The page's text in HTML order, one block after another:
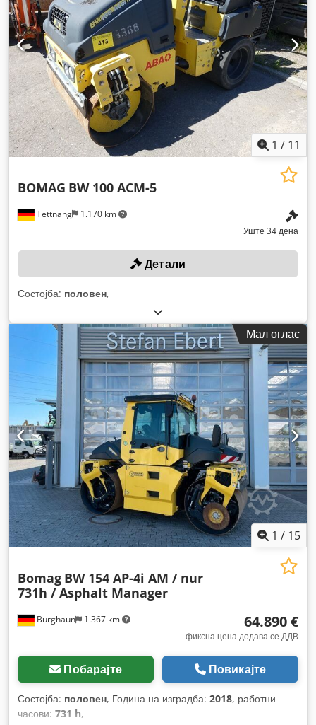
1 / 11
Tettnang 1.170 km
BOMAG BW 100 ACM-5
Уште 34 дена
Детали
Состојба: половен,
Мал оглас
1 / 15
Burghaun 1.367 km
Bomag BW 154 AP-4i AM / nur
731h / Asphalt Manager
64.890 €
фиксна цена додава се ДДВ
Побарајте Повикајте
Состојба: половен, Година на изградба: 2018, работни
часови: 731 h,